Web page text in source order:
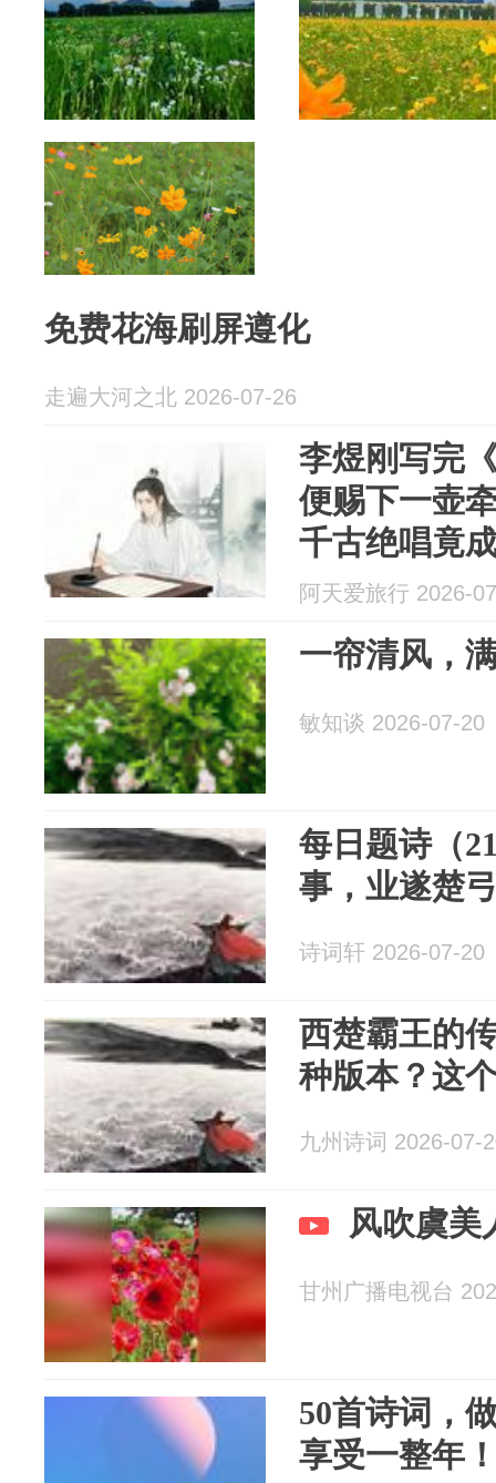
免费花海刷屏遵化
走遍大河之北 2026-07-26
李煜刚写完
便赐下一壶
千古绝唱竟
阿天爱旅行 2026-
一帘清风，
敏知谈 2026-07-20
每日题诗（
事，业遂楚
诗词轩 2026-07-20
西楚霸王的
种版本？这
九州诗词 2026-07-
风吹虞美
甘州广播电视台
50首诗词，
享受一整年